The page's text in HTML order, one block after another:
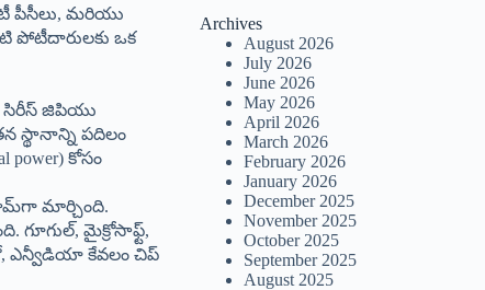
పీసీలు, మరియు
పోటీదారులకు ఒక
సిరీస్ జిపియు
స్థానాన్ని పదిలం
కోసం
మార్చింది.
గూగుల్, మైక్రోసాఫ్ట్,
ఎన్వీడియా కేవలం చిప్
Archives
August 2026
July 2026
June 2026
May 2026
April 2026
March 2026
February 2026
January 2026
December 2025
November 2025
October 2025
September 2025
August 2025